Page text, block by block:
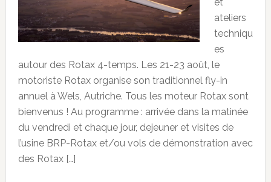
ateliers
techniqu
es
autour des Rotax 4-temps. Les 21-23 août, le
motoriste Rotax organise son traditionnel fly-in
annuel à Wels, Autriche. Tous les moteur Rotax sont
bienvenus ! Au programme : arrivée dans la matinée
du vendredi et chaque jour, dejeuner et visites de
l’usine BRP-Rotax et/ou vols de démonstration avec
des Rotax […]